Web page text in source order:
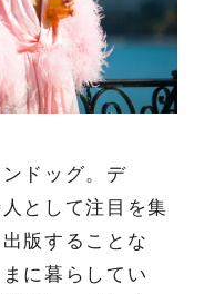
ドッグ。デ
として注目を集
版することな
に暮らしてい